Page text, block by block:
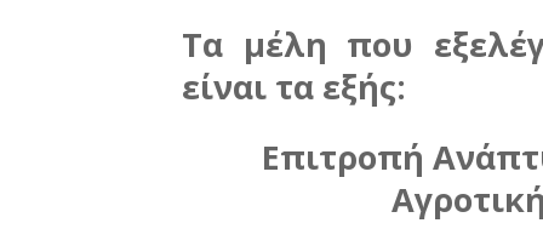
Τα μέλη που
είναι τα εξής:
Επιτροπή